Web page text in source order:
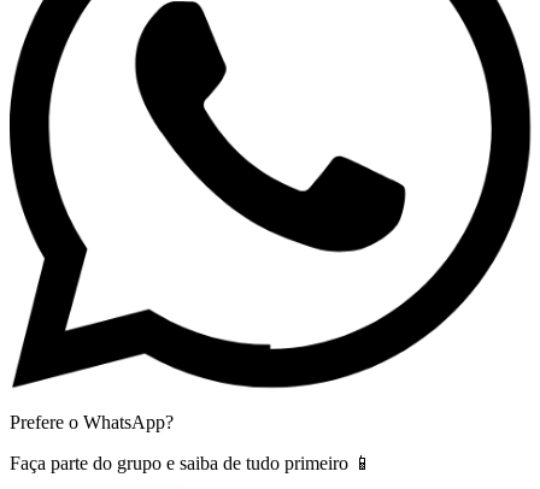
Prefere o WhatsApp?
Faça parte do grupo e saiba de tudo primeiro 📱